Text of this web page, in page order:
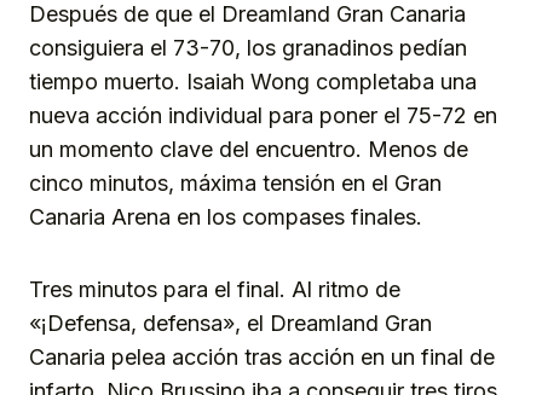
Después de que el Dreamland Gran Canaria
consiguiera el 73-70, los granadinos pedían
tiempo muerto. Isaiah Wong completaba una
nueva acción individual para poner el 75-72 en
un momento clave del encuentro. Menos de
cinco minutos, máxima tensión en el Gran
Canaria Arena en los compases finales.
Tres minutos para el final. Al ritmo de
«¡Defensa, defensa», el Dreamland Gran
Canaria pelea acción tras acción en un final de